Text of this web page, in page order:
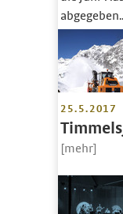
25.5.2017
[mehr]